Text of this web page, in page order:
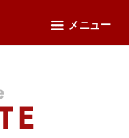
メニュー